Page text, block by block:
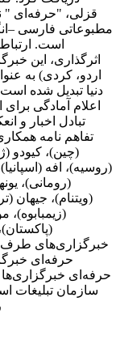
قزلی، "حرفه‌ای "
مطبوعاتی فارسی
است.
اردو، کردی) به
دنیا تبدیل شده
اعلام آمادگی
تبادل اخبار و
تفاهم نامه
(چین)، کیودو
(روسیه)، افه
(رومانی)،
(ویتنام)، جیهان
(زیمبابوه)،
خبرگزاری‌های طرف
حرفه‌ای
حرفه‌ای خبرگزاری‌ها
سازمان تبلیغات